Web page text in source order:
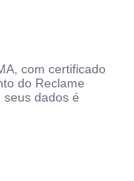
com certificado
do Reclame
seus dados é